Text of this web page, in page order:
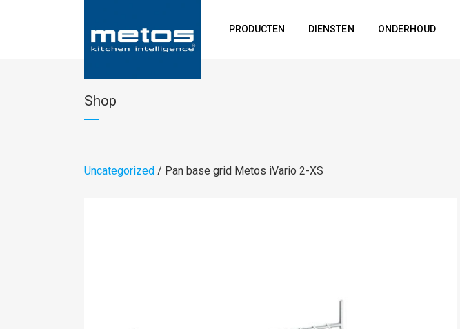
PRODUCTEN DIENSTEN ONDERHOUD
Shop
Uncategorized / Pan base grid Metos iVario 2-XS